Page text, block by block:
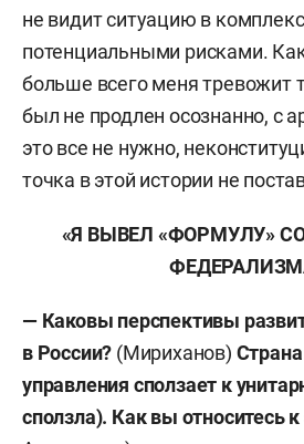
не видит ситуацию в
потенциальными рисками.
больше всего меня тревожит
был не продлен осознанно, с
это все не нужно,
точка в этой истории не
«Я ВЫВЕЛ «ФОРМУЛУ»
— Каковы перспективы
в России? (Мириханов)
управления сползает к
сползла). Как вы относитесь